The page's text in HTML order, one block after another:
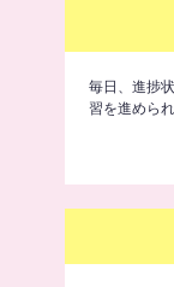
毎日、進捗
習を進められ